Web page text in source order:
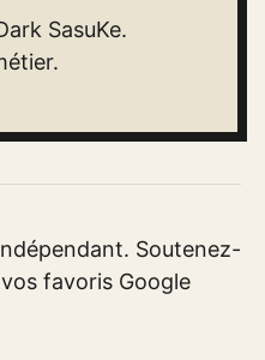
SasuKe.
Soutenez-
favoris Google